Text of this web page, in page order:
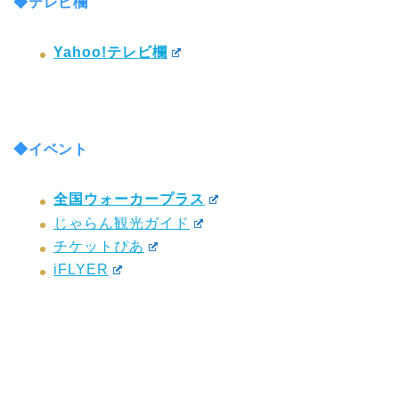
Yahoo!テレビ欄
◆イベント
全国ウォーカープラス
じゃらん観光ガイド
チケットぴあ
iFLYER